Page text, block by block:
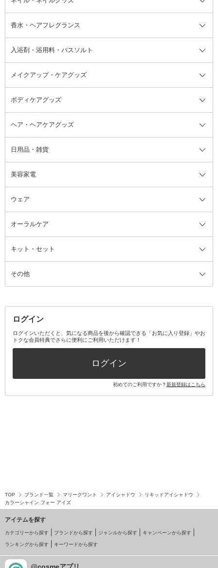
リップクリーム・リップケア
顔用マッサージ料
ハイライト・シェーディング
ネイルケア
脱毛・除毛ケア
頭皮ケア・育毛剤
その他シャンプー・ヘアケア・ヘ
アスタイリング
その他日焼け対策・UVケア
て
フット用デオドラント・制汗剤・
汗ケア
ネイル・ネイルグッズ全て
ジェルネイル
リムーバー・除光液
香水・ヘアフレグランス
香水・ヘアフレグランス全て
フレグランスミスト
その他香水・ヘアフレグランス
入浴剤・浴用料・バスソルト
入浴剤・浴用料・バスソルト全て
バスソルト
メイクアップ・ケアグッズ
メイクアップ・ケアグッズ全て
コットン・綿棒
洗顔グッズ
ブラシ・チップ
ツィザー・毛抜き
カミソリ
ファンデーション・パウダーケー
ス
ミラー・鏡
ボディケアグッズ
ボディケアグッズ全て
マッサージ・ボディケアグッズ
かかと・角質ケアグッズ
絆創膏
ヘア・ヘアケアグッズ
ヘア・ヘアケアグッズ全て
ヘアゴム
ヘアバンド
ヘッドマッサージブラシ
日用品・雑貨
日用品・雑貨全て
柔軟剤
ルームフレグランス・ディフュー
ザー
アロマキャンドル
消臭剤・芳香剤
美容家電
美容家電全て
ボディケア美容家電
その他美容家電
ウェア
ウェア全て
レッグウェア
オーラルケア
オーラルケア全て
歯ブラシ
その他オーラルケア
キット・セット
キット・セット全て
ボディケアキット
その他キット・セット
その他
ログイン
ログインいただくと、気になる商品を後から確認できる「お気に入り登録」やお
トクな会員特典でさらに便利にご利用いただけます！
ログイン
初めてのご利用ですか？新規登録はこちら
TOP ブランド一覧 マリークワント アイシャドウ
リキッドアイシャドウ
カラーシャイン フォー アイズ
アイテムを探す
カテゴリーから探す ブランドから探す ジャンルから探す キャンペーンから探す
ランキングから探す キーワードから探す